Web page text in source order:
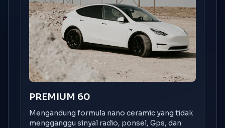
PREMIUM 60
Mengandung formula nano ceramic yang tidak
mengganggu sinyal radio, ponsel, Gps, dan